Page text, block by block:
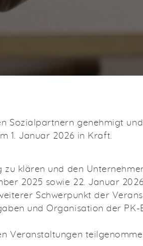
Sozialpartnern genehmigt
1. Januar 2026 in Kraft.
klären und den
2025 sowie 22. Januar
Schwerpunkt der
und Organisation der PK-
Veranstaltungen